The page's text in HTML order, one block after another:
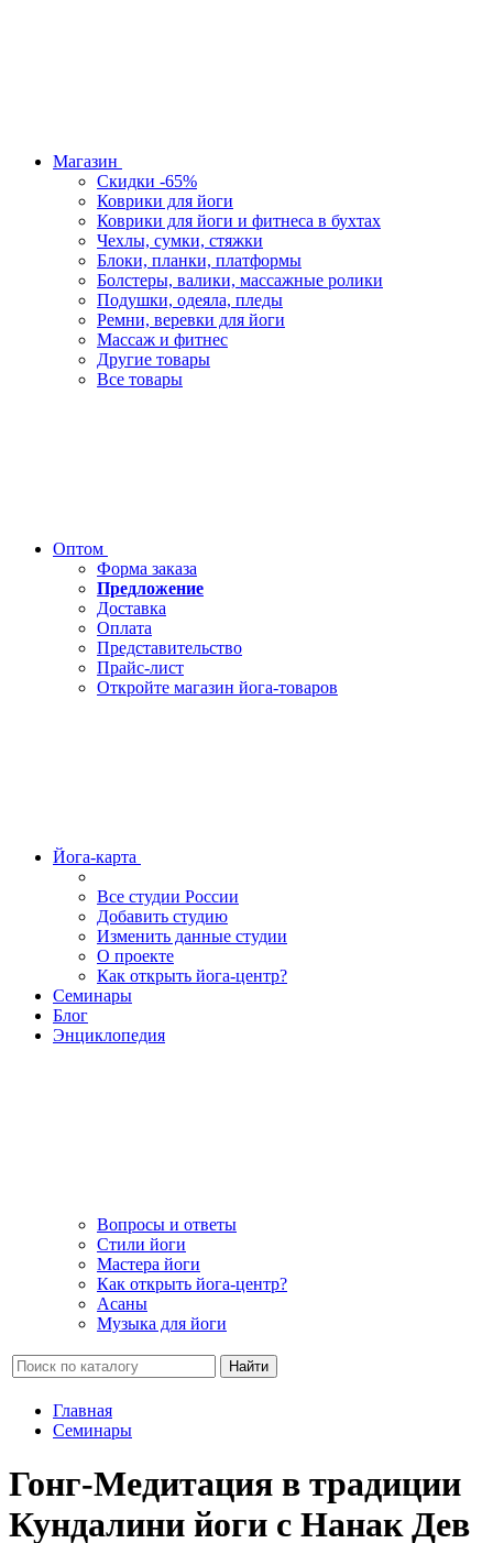
Магазин
Скидки -65%
Коврики для йоги
Коврики для йоги и фитнеса в бухтах
Чехлы, сумки, стяжки
Блоки, планки, платформы
Болстеры, валики, массажные ролики
Подушки, одеяла, пледы
Ремни, веревки для йоги
Массаж и фитнес
Другие товары
Все товары
Оптом
Форма заказа
Предложение
Доставка
Оплата
Представительство
Прайс-лист
Откройте магазин йога-товаров
Йога-карта
Все студии России
Добавить студию
Изменить данные студии
О проекте
Как открыть йога-центр?
Семинары
Блог
Энциклопедия
Вопросы и ответы
Стили йоги
Мастера йоги
Как открыть йога-центр?
Асаны
Музыка для йоги
Найти
Главная
Семинары
Гонг-Медитация в традиции
Кундалини йоги с Нанак Дев